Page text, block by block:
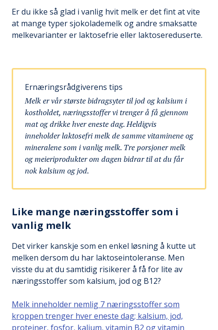
Er du ikke så glad i vanlig hvit melk er det fint at vite
at mange typer sjokolademelk og andre smaksatte
melkevarianter er laktosefrie eller laktosereduserte.
Ernæringsrådgiverens tips
Melk er vår største bidragsyter til jod og kalsium i
kostholdet, næringsstoffer vi trenger å få gjennom
mat og drikke hver eneste dag. Heldigvis
inneholder laktosefri melk de samme vitaminene og
mineralene som i vanlig melk. Tre porsjoner melk
og meieriprodukter om dagen bidrar til at du får
nok kalsium og jod.
Like mange næringsstoffer som i
vanlig melk
Det virker kanskje som en enkel løsning å kutte ut
melken dersom du har laktoseintoleranse. Men
visste du at du samtidig risikerer å få for lite av
næringsstoffer som kalsium, jod og B12?
Melk inneholder nemlig 7 næringsstoffer som
kroppen trenger hver eneste dag; kalsium, jod,
proteiner, fosfor, kalium, vitamin B2 og vitamin